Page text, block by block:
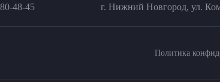
48-45 г. Нижний Новгород, ул.
Политика